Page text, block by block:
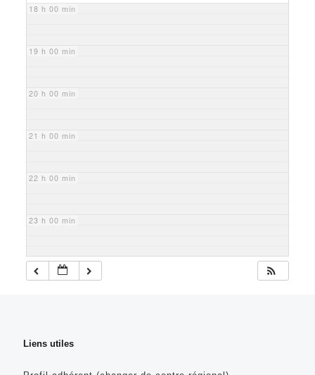
18 h 00 min
19 h 00 min
20 h 00 min
21 h 00 min
22 h 00 min
23 h 00 min
Liens utiles